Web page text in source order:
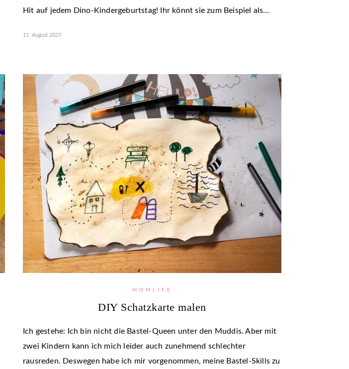
Hit auf jedem Dino-Kindergeburtstag! Ihr könnt sie zum Beispiel als…
11. August 2023
MOMLIFE
DIY Schatzkarte malen
Ich gestehe: Ich bin nicht die Bastel-Queen unter den Muddis. Aber mit
zwei Kindern kann ich mich leider auch zunehmend schlechter
rausreden. Deswegen habe ich mir vorgenommen, meine Bastel-Skills zu